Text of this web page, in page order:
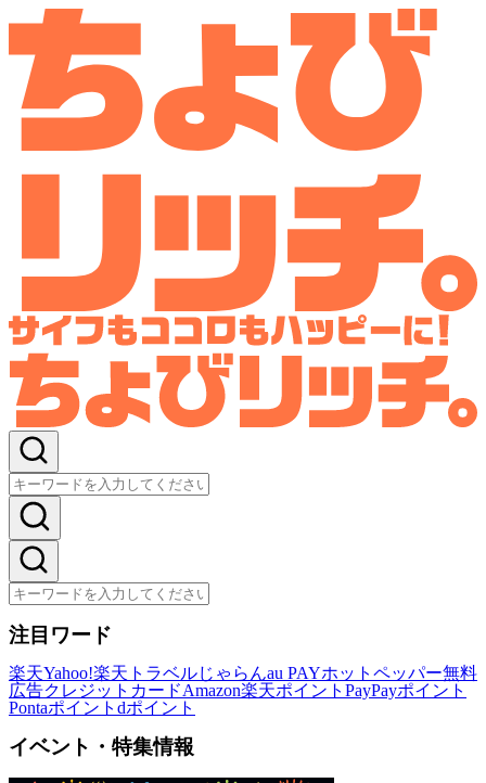
注目ワード
楽天Yahoo!楽天トラベルじゃらんau PAYホットペッパー無料
広告クレジットカードAmazon楽天ポイント PayPayポイント
Pontaポイント dポイント
イベント・特集情報